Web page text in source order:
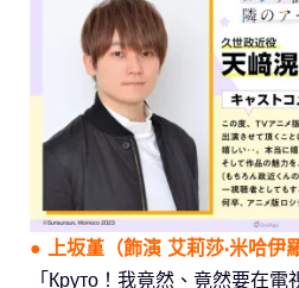
● 上坂堇 （飾演 艾莉莎·米哈伊
「Круто！我竟然、竟然要在